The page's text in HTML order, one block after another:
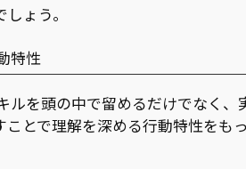
ょう。
特性
ルを頭の中で留めるだけでなく、
ことで理解を深める行動特性をも